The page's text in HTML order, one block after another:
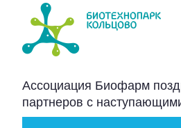
Ассоциация Биофарм
партнеров с